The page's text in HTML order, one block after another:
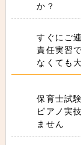
か？
すぐにご
責任実習
なくても
保育士試
ピアノ実
ません